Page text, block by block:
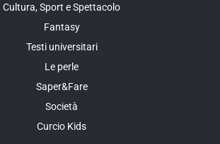
Cultura, Sport e Spettacolo
Fantasy
Testi universitari
Le perle
Saper&Fare
Società
Curcio Kids